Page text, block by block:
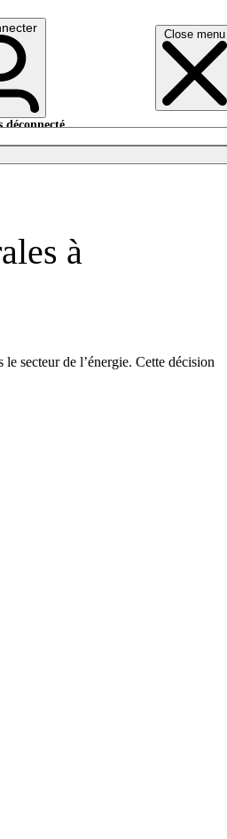
Close menu
déconnecté.
à
secteur de l’énergie. Cette décision